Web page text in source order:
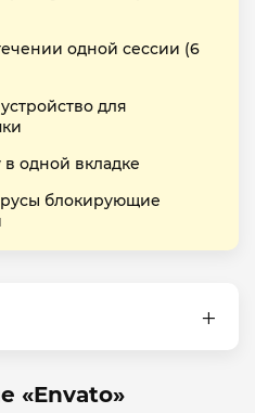
одной сессии (6
для
одной вкладке
блокирующие
«Envato»